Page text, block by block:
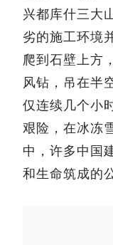
兴都库什三大
劣的施工环境
爬到石壁上方
风钻，吊在半
仅连续几个小
艰险，在冰冻
中，许多中国
和生命筑成的